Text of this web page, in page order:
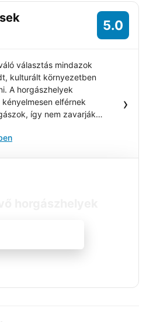
5.0
választás mindazok
kulturált környezetben
A horgászhelyek
elférnek
így nem zavarják
horgászélményt
›